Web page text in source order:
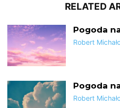
RELATED
Pogoda
Robert
Pogoda
Robert